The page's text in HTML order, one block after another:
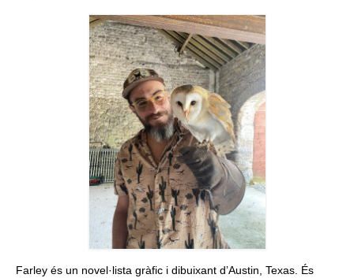
Queda’t amb nosaltres
Farley és un novel·lista gràfic i dibuixant d’Austin, Texas. És